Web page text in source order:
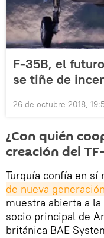
F-35B, el
se tiñe de
26 de octubre 2018,
¿Con quién
creación del
Turquía confía en sí
de nueva generación
muestra abierta a
socio principal de
británica BAE